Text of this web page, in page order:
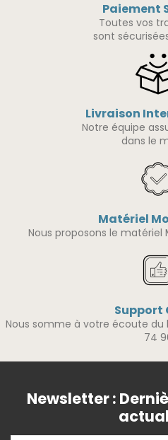
Paiement
Toutes vos
sont
Livraison
Notre équipe
dans le
Matériel
Nous proposons le
Support
Nous somme à votre écoute du
74
Newsletter :